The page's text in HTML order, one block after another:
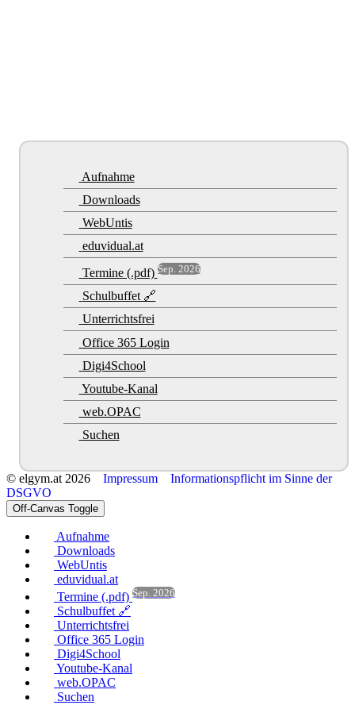
Aufnahme
Downloads
WebUntis
eduvidual.at
Termine (.pdf) Sep. 2026
Schulbuffet 🔗
Unterrichtsfrei
Office 365 Login
Digi4School
Youtube-Kanal
web.OPAC
Suchen
© elgym.at 2026 Impressum
Informationspflicht im Sinne der
DSGVO
Off-Canvas Toggle
Aufnahme
Downloads
WebUntis
eduvidual.at
Termine (.pdf) Sep. 2026
Schulbuffet 🔗
Unterrichtsfrei
Office 365 Login
Digi4School
Youtube-Kanal
web.OPAC
Suchen